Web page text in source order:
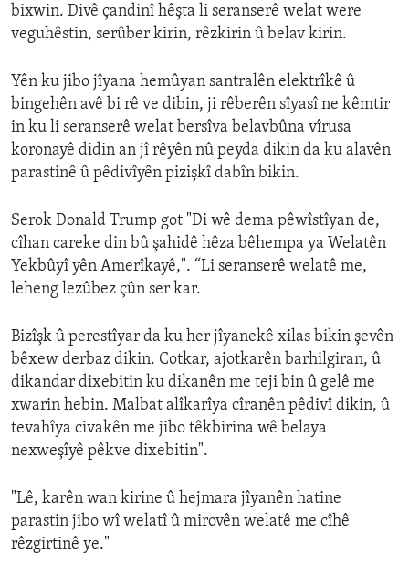
bixwin. Divê çandinî hêşta li seranserê welat were
veguhêstin, serûber kirin, rêzkirin û belav kirin.
Yên ku jibo jîyana hemûyan santralên elektrîkê û
bingehên avê bi rê ve dibin, ji rêberên sîyasî ne kêmtir
in ku li seranserê welat bersîva belavbûna vîrusa
koronayê didin an jî rêyên nû peyda dikin da ku alavên
parastinê û pêdivîyên pizişkî dabîn bikin.
Serok Donald Trump got "Di wê dema pêwîstîyan de,
cîhan careke din bû şahidê hêza bêhempa ya Welatên
Yekbûyî yên Amerîkayê,". “Li seranserê welatê me,
leheng lezûbez çûn ser kar.
Bizîşk û perestîyar da ku her jîyanekê xilas bikin şevên
bêxew derbaz dikin. Cotkar, ajotkarên barhilgiran, û
dikandar dixebitin ku dikanên me teji bin û gelê me
xwarin hebin. Malbat alîkarîya cîranên pêdivî dikin, û
tevahîya civakên me jibo têkbirina wê belaya
nexweşîyê pêkve dixebitin".
"Lê, karên wan kirine û hejmara jîyanên hatine
parastin jibo wî welatî û mirovên welatê me cîhê
rêzgirtinê ye."